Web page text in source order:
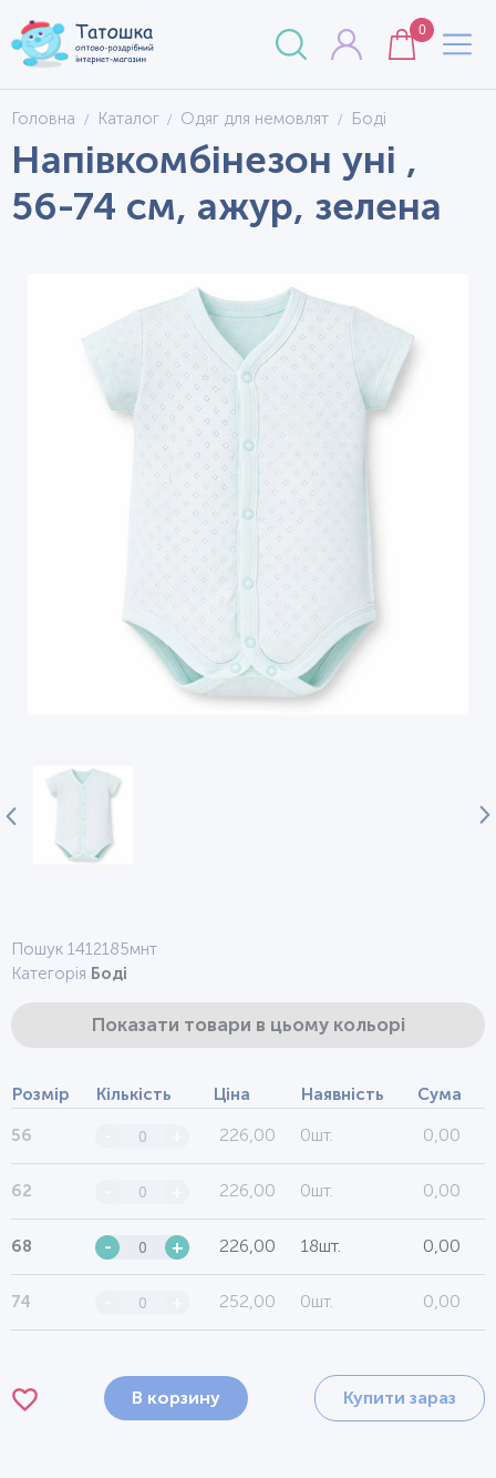
0
Головна Каталог Одяг для немовлят Боді
Напівкомбінезон уні ,
56-74 см, ажур, зелена
Пошук 1412185мнт
Категорія Боді
Показати товари в цьому кольорі
Розмір Кількість Ціна Наявність Сума
56 226,00 0шт. 0,00
62 226,00 0шт. 0,00
68 - + 226,00 18шт. 0,00
74 252,00 0шт. 0,00
В корзину Купити зараз